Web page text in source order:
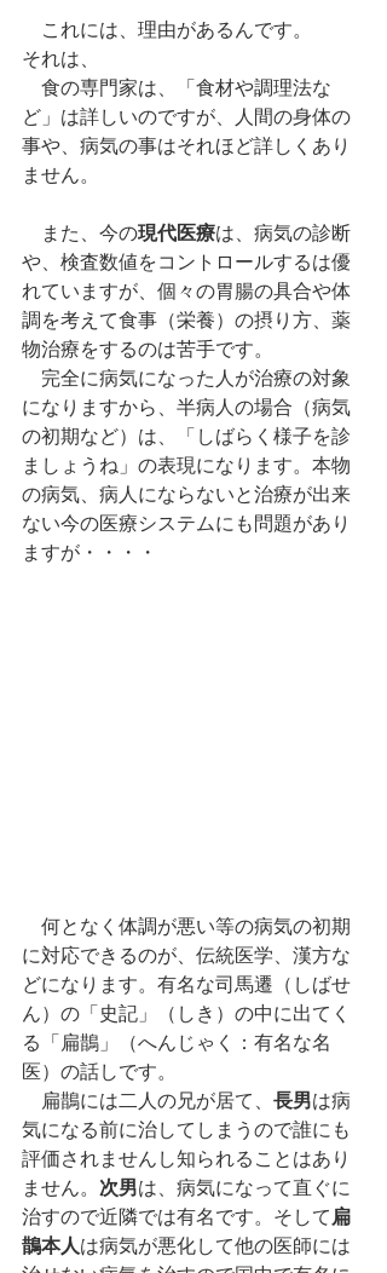
これには、理由があるんです。
それは、
食の専門家は、「食材や調理法な
ど」は詳しいのですが、人間の身体の
事や、病気の事はそれほど詳しくあり
ません。
また、今の現代医療は、病気の診断
や、検査数値をコントロールするは優
れていますが、個々の胃腸の具合や体
調を考えて食事（栄養）の摂り方、薬
物治療をするのは苦手です。
完全に病気になった人が治療の対象
になりますから、半病人の場合（病気
の初期など）は、「しばらく様子を診
ましょうね」の表現になります。本物
の病気、病人にならないと治療が出来
ない今の医療システムにも問題があり
ますが・・・・
何となく体調が悪い等の病気の初期
に対応できるのが、伝統医学、漢方な
どになります。有名な司馬遷（しばせ
ん）の「史記」（しき）の中に出てく
る「扁鵲」（へんじゃく：有名な名
医）の話しです。
扁鵲には二人の兄が居て、 長男は病
気になる前に治してしまうので誰にも
評価されませんし知られることはあり
ません。 次男は、病気になって直ぐに
治すので近隣では有名です。そして 扁
鵲本人は病気が悪化して他の医師には